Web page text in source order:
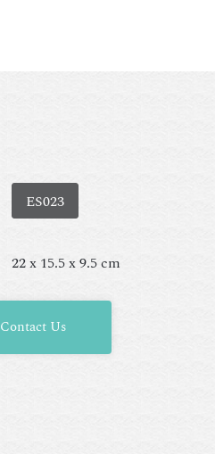
ES023
22 x 15.5 x 9.5 cm
Contact Us